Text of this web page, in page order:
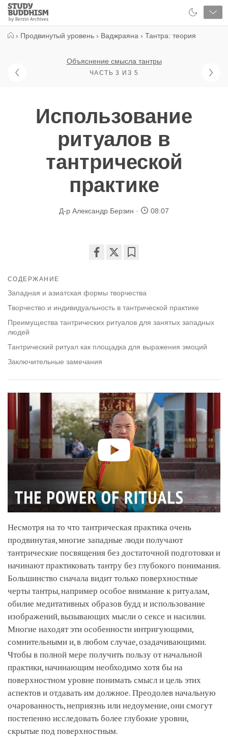
Close
Study
Buddhism
› Продвинутый уровень › Ваджраяна › Тантра: теория
Объяснение смысла тантры
ЧАСТЬ 3 ИЗ 5
Использование
ритуалов в
тантрической
практике
Д-р Александр Берзин 08:07
СОДЕРЖАНИЕ
Западная и азиатская формы творчества
Творчество и индивидуальность в тантрической практике
Преимущества тантрических ритуалов для занятых западных
людей
Тантрический ритуал как площадка для выражения эмоций
Заключительные замечания
Несмотря на то что тантрическая практика очень
продвинутая, многие западные люди получают
тантрические посвящения без достаточной подготовки и
начинают практиковать тантру без глубокого понимания.
Большинство сначала видит только поверхностные
черты тантры, например особое внимание к ритуалам,
обилие медитативных образов будд и использование
изображений, вызывающих мысли о сексе и насилии.
Многие находят эти особенности интригующими,
сомнительными и, в любом случае, озадачивающими.
Чтобы в полной мере получить пользу от начальной
практики, начинающим необходимо хотя бы на
поверхностном уровне понимать смысл и цель этих
аспектов и отдавать им должное. Преодолев начальную
очарованность, неприязнь или недоумение, они смогут
постепенно исследовать более глубокие уровни,
скрытые под поверхностным.